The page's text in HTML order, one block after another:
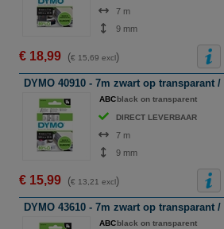
7 m
9 mm
€ 18,99 (€ 15,69 excl)
DYMO 40910 - 7m zwart op
ABCblack on transparent
DIRECT LEVERBAAR
7 m
9 mm
€ 15,99 (€ 13,21 excl)
DYMO 43610 - 7m zwart op
ABCblack on transparent